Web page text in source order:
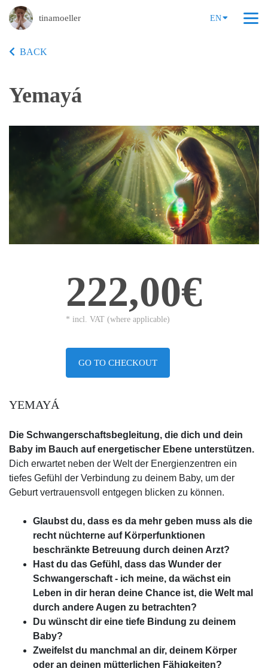
tinamoeller EN
BACK
Yemayá
222,00€
* incl. VAT (where applicable)
GO TO CHECKOUT
YEMAYÁ
Die Schwangerschaftsbegleitung, die dich und dein
Baby im Bauch auf energetischer Ebene unterstützen.
Dich erwartet neben der Welt der Energienzentren ein
tiefes Gefühl der Verbindung zu deinem Baby, um der
Geburt vertrauensvoll entgegen blicken zu können.
Glaubst du, dass es da mehr geben muss als die
recht nüchterne auf Körperfunktionen
beschränkte Betreuung durch deinen Arzt?
Hast du das Gefühl, dass das Wunder der
Schwangerschaft - ich meine, da wächst ein
Leben in dir heran deine Chance ist, die Welt mal
durch andere Augen zu betrachten?
Du wünscht dir eine tiefe Bindung zu deinem
Baby?
Zweifelst du manchmal an dir, deinem Körper
oder an deinen mütterlichen Fähigkeiten?